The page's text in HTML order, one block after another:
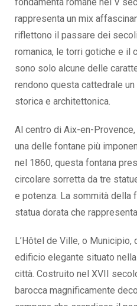
rappresenta un mix
riflettono il passare dei
romanica, le torri gotiche e il
sono solo alcune delle
rendono questa cattedrale
storica e architettonica.
Al centro di Aix-en-
una delle fontane più
nel 1860, questa fontana
circolare sorretta da tre
e potenza. La sommità della
statua dorata che
L’Hôtel de Ville, o
edificio elegante situato
città. Costruito nel XVII
barocca magnificamente